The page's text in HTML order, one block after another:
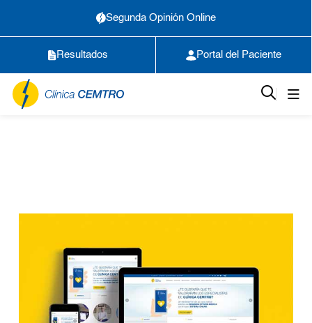
Segunda Opinión Online
Resultados Portal del Paciente